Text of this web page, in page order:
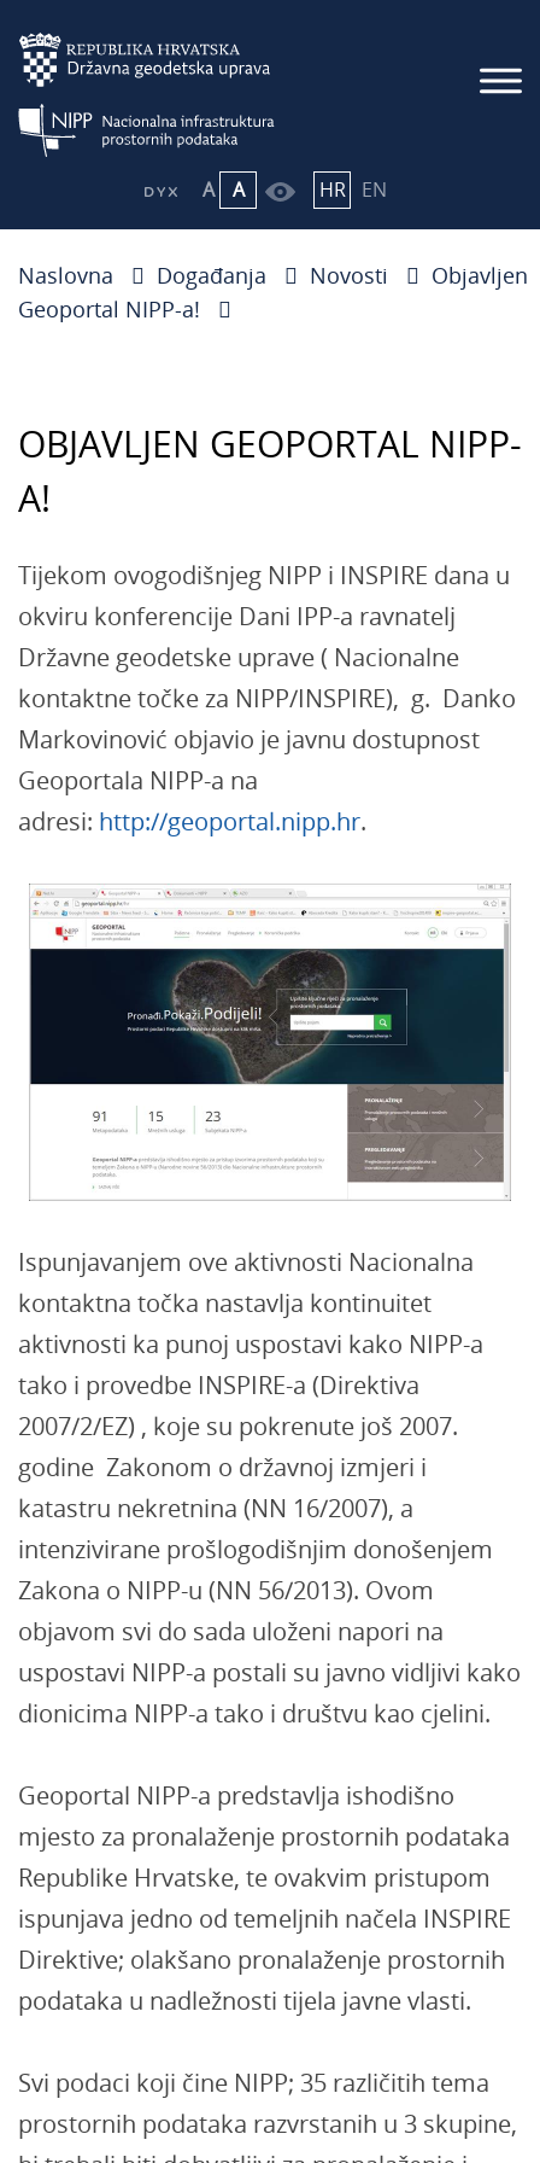
A A HR EN
Naslovna Događanja Novosti
Objavljen
Geoportal NIPP-a!
OBJAVLJEN GEOPORTAL NIPP-
A!
Tijekom ovogodišnjeg NIPP i INSPIRE dana u
okviru konferencije Dani IPP-a ravnatelj
Državne geodetske uprave ( Nacionalne
kontaktne točke za NIPP/INSPIRE), g. Danko
Markovinović objavio je javnu dostupnost
Geoportala NIPP-a na
adresi: http://geoportal.nipp.hr.
Ispunjavanjem ove aktivnosti Nacionalna
kontaktna točka nastavlja kontinuitet
aktivnosti ka punoj uspostavi kako NIPP-a
tako i provedbe INSPIRE-a (Direktiva
2007/2/EZ) , koje su pokrenute još 2007.
godine Zakonom o državnoj izmjeri i
katastru nekretnina (NN 16/2007), a
intenzivirane prošlogodišnjim donošenjem
Zakona o NIPP-u (NN 56/2013). Ovom
objavom svi do sada uloženi napori na
uspostavi NIPP-a postali su javno vidljivi kako
dionicima NIPP-a tako i društvu kao cjelini.
Geoportal NIPP-a predstavlja ishodišno
mjesto za pronalaženje prostornih podataka
Republike Hrvatske, te ovakvim pristupom
ispunjava jedno od temeljnih načela INSPIRE
Direktive; olakšano pronalaženje prostornih
podataka u nadležnosti tijela javne vlasti.
Svi podaci koji čine NIPP; 35 različitih tema
prostornih podataka razvrstanih u 3 skupine,